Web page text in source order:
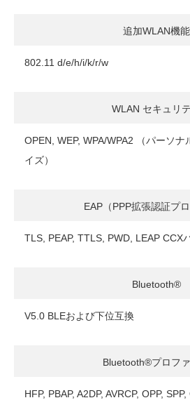
追加WLAN機能
802.11 d/e/h/i/k/r/w
WLAN セキュリ
OPEN, WEP, WPA/WPA2 （パーソナ
イズ）
EAP（PPP拡張認証プロ
TLS, PEAP, TTLS, PWD, LEAP CCX
Bluetooth®
V5.0 BLEおよび下位互換
Bluetooth®プロフ
HFP, PBAP, A2DP, AVRCP, OPP,